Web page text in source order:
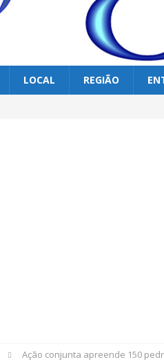
LOCAL REGIÃO
Ação conjunta apreende 150